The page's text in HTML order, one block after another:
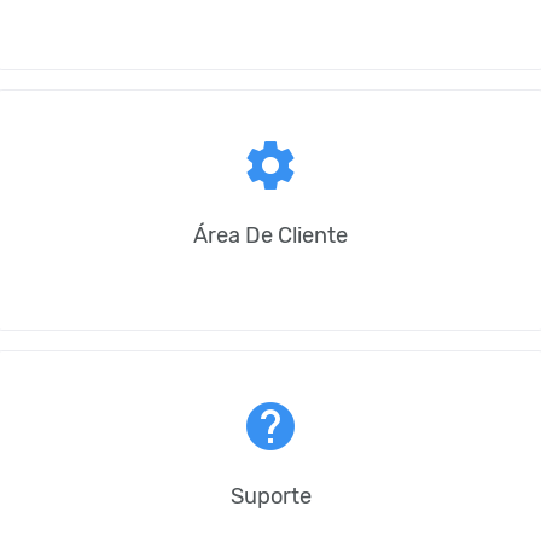
settings
Área De Cliente
help
Suporte